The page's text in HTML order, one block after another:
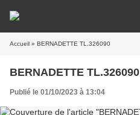
Accueil » BERNADETTE TL.326090
BERNADETTE TL.326090
Publié le 01/10/2023 à 13:04